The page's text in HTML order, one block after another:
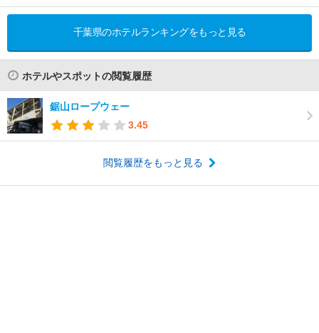
千葉県のホテルランキングをもっと見る
ホテルやスポットの閲覧履歴
鋸山ロープウェー
3.45
閲覧履歴をもっと見る